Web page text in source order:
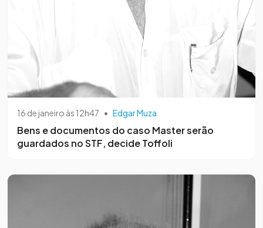
16 de janeiro às 12h47 • Edgar Muza
Bens e documentos do caso Master serão
guardados no STF, decide Toffoli